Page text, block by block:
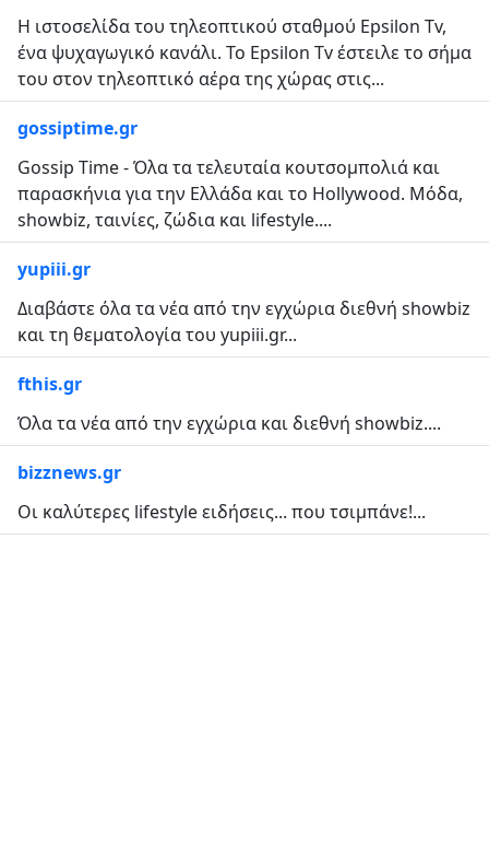
Η ιστοσελίδα του τηλεοπτικού σταθμού Epsilon Tv,
ένα ψυχαγωγικό κανάλι. Το Epsilon Tv έστειλε το σήμα
του στον τηλεοπτικό αέρα της χώρας στις...
gossiptime.gr
Gossip Time - Όλα τα τελευταία κουτσομπολιά και
παρασκήνια για την Ελλάδα και το Hollywood. Μόδα,
showbiz, ταινίες, ζώδια και lifestyle....
yupiii.gr
Διαβάστε όλα τα νέα από την εγχώρια διεθνή showbiz
και τη θεματολογία του yupiii.gr...
fthis.gr
Όλα τα νέα από την εγχώρια και διεθνή showbiz....
bizznews.gr
Οι καλύτερες lifestyle ειδήσεις... που τσιμπάνε!...